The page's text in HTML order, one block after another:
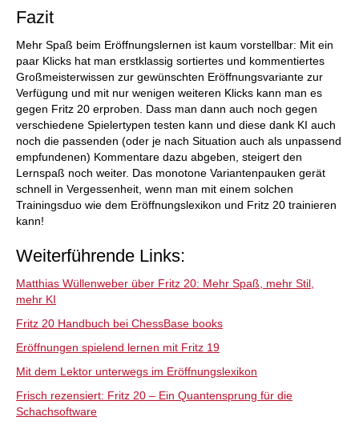
Fazit
Mehr Spaß beim Eröffnungslernen ist kaum vorstellbar: Mit ein
paar Klicks hat man erstklassig sortiertes und kommentiertes
Großmeisterwissen zur gewünschten Eröffnungsvariante zur
Verfügung und mit nur wenigen weiteren Klicks kann man es
gegen Fritz 20 erproben. Dass man dann auch noch gegen
verschiedene Spielertypen testen kann und diese dank KI auch
noch die passenden (oder je nach Situation auch als unpassend
empfundenen) Kommentare dazu abgeben, steigert den
Lernspaß noch weiter. Das monotone Variantenpauken gerät
schnell in Vergessenheit, wenn man mit einem solchen
Trainingsduo wie dem Eröffnungslexikon und Fritz 20 trainieren
kann!
Weiterführende Links:
Matthias Wüllenweber über Fritz 20: Mehr Spaß, mehr Stil,
mehr KI
Fritz 20 Handbuch bei ChessBase books
Eröffnungen spielend lernen mit Fritz 19
Mit dem Lektor unterwegs im Eröffnungslexikon
Frisch rezensiert: Fritz 20 – Ein Quantensprung für die
Schachsoftware